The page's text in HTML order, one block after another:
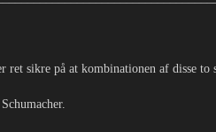
sikre på at kombinationen af disse